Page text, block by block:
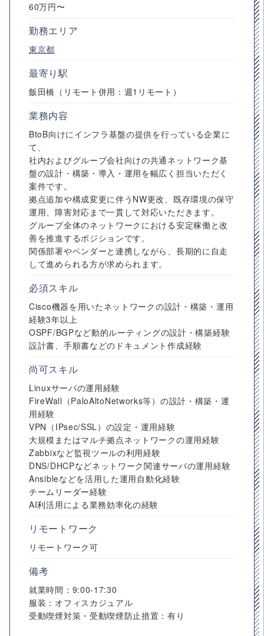
60万円〜
勤務エリア
東京都
最寄り駅
飯田橋（リモート併用：週1リモート）
業務内容
BtoB向けにインフラ基盤の提供を行っている企業に
て、
社内およびグループ会社向けの共通ネットワーク基
盤の設計・構築・導入・運用を幅広く担当いただく
案件です。
拠点追加や構成変更に伴うNW更改、既存環境の保守
運用、障害対応まで一貫して対応いただきます。
グループ全体のネットワークにおける安定稼働と改
善を推進するポジションです。
関係部署やベンダーと連携しながら、長期的に自走
して進められる方が求められます。
必須スキル
Cisco機器を用いたネットワークの設計・構築・運用
経験3年以上
OSPF/BGPなど動的ルーティングの設計・構築経験
設計書、手順書などのドキュメント作成経験
尚可スキル
Linuxサーバの運用経験
FireWall（PaloAltoNetworks等）の設計・構築・運
用経験
VPN（IPsec/SSL）の設定・運用経験
大規模またはマルチ拠点ネットワークの運用経験
Zabbixなど監視ツールの利用経験
DNS/DHCPなどネットワーク関連サーバの運用経験
Ansibleなどを活用した運用自動化経験
チームリーダー経験
AI利活用による業務効率化の経験
リモートワーク
リモートワーク可
備考
就業時間：9:00-17:30
服装：オフィスカジュアル
受動喫煙対策・受動喫煙防止措置：有り